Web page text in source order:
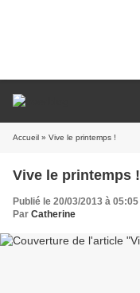
Accueil » Vive le printemps !
Vive le printemps !
Publié le 20/03/2013 à 05:05
Par Catherine